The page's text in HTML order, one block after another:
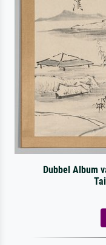
Dubbel Album